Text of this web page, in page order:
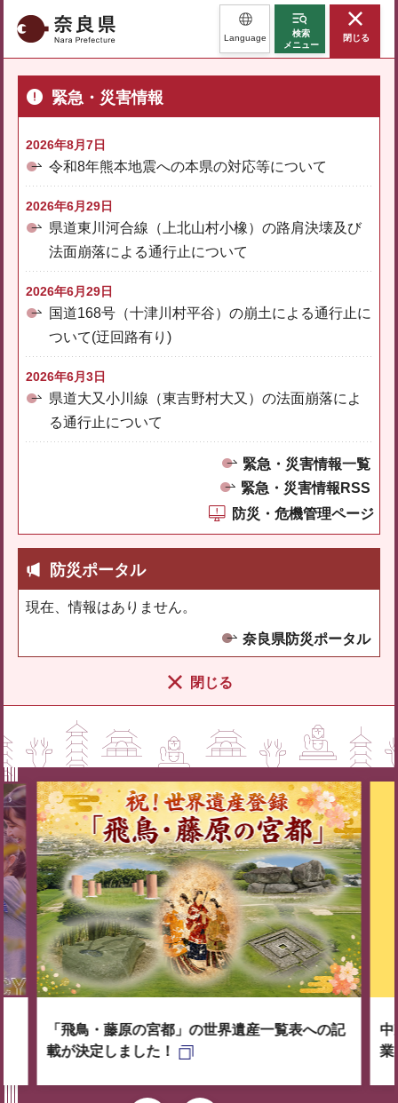
奈良県 Language
検索
メニュー
閉じる
緊急・災害情報
2026年8月7日
令和8年熊本地震への本県の対応等について
2026年6月29日
県道東川河合線（上北山村小橡）の路肩決壊及び
法面崩落による通行止について
2026年6月29日
国道168号（十津川村平谷）の崩土による通行止に
ついて(迂回路有り)
2026年6月3日
県道大又小川線（東吉野村大又）の法面崩落によ
る通行止について
緊急・災害情報一覧
緊急・災害情報RSS
防災・危機管理ページ
防災ポータル
現在、情報はありません。
奈良県防災ポータル
閉じる
「飛鳥・藤原の宮都」の世界遺産一覧表への記
載が決定しました！
中
業